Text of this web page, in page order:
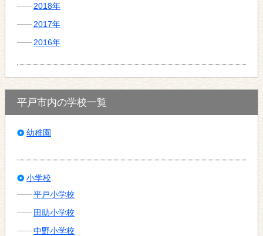
2018年
2017年
2016年
平戸市内の学校一覧
幼稚園
小学校
平戸小学校
田助小学校
中野小学校